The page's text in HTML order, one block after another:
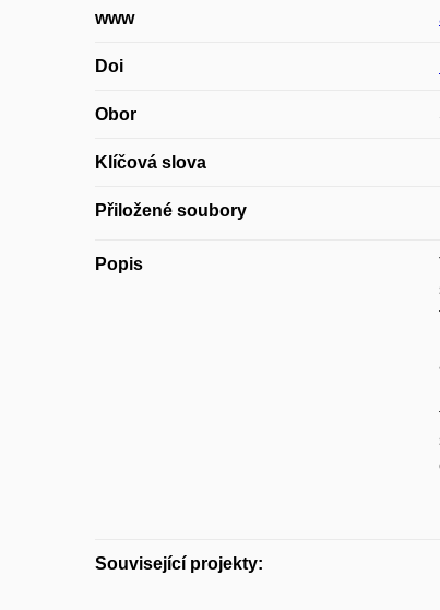
www
Doi
Obor
Klíčová slova
Přiložené soubory
Popis
Související projekty: